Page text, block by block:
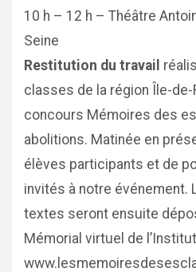
10 h – 12 h – Théâtre
Seine
Restitution du travail
classes de la région Île-de-
concours Mémoires des
abolitions. Matinée en
élèves participants et de
invités à notre événement.
textes seront ensuite
Mémorial virtuel de